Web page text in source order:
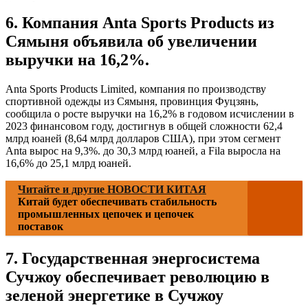
6. Компания Anta Sports Products из
Сямыня объявила об увеличении
выручки на 16,2%.
Anta Sports Products Limited, компания по производству
спортивной одежды из Сямыня, провинция Фуцзянь,
сообщила о росте выручки на 16,2% в годовом исчислении в
2023 финансовом году, достигнув в общей сложности 62,4
млрд юаней (8,64 млрд долларов США), при этом сегмент
Anta вырос на 9,3%. до 30,3 млрд юаней, а Fila выросла на
16,6% до 25,1 млрд юаней.
Читайте и другие НОВОСТИ КИТАЯ
Китай будет обеспечивать стабильность
промышленных цепочек и цепочек
поставок
7. Государственная энергосистема
Сучжоу обеспечивает революцию в
зеленой энергетике в Сучжоу